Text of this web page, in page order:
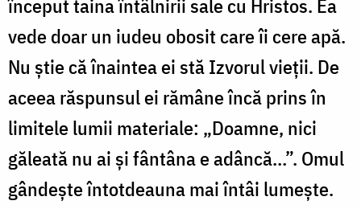
început taina întâlnirii sale cu Hristos. Ea
vede doar un iudeu obosit care îi cere apă.
Nu știe că înaintea ei stă Izvorul vieții. De
aceea răspunsul ei rămâne încă prins în
limitele lumii materiale: „Doamne, nici
găleată nu ai și fântâna e adâncă…”. Omul
gândește întotdeauna mai întâi lumește.